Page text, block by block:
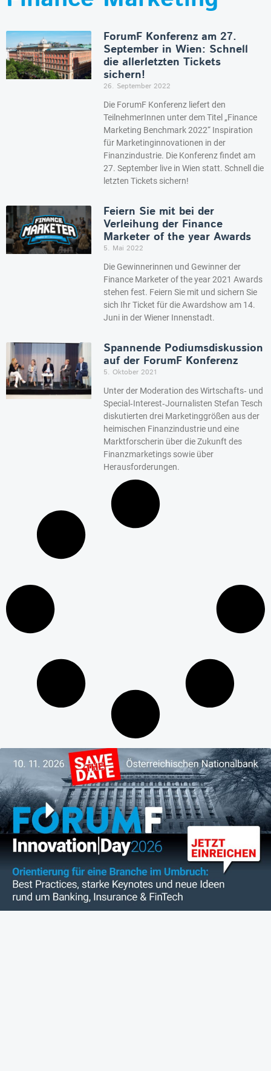
ForumF Konferenz am 27.
September in Wien: Schnell
die allerletzten Tickets
sichern!
26. September 2022
Die ForumF Konferenz liefert den
TeilnehmerInnen unter dem Titel „Finance
Marketing Benchmark 2022“ Inspiration
für Marketinginnovationen in der
Finanzindustrie. Die Konferenz findet am
27. September live in Wien statt. Schnell die
letzten Tickets sichern!
Feiern Sie mit bei der
Verleihung der Finance
Marketer of the year Awards
5. Mai 2022
Die Gewinnerinnen und Gewinner der
Finance Marketer of the year 2021 Awards
stehen fest. Feiern Sie mit und sichern Sie
sich Ihr Ticket für die Awardshow am 14.
Juni in der Wiener Innenstadt.
Spannende Podiumsdiskussion
auf der ForumF Konferenz
5. Oktober 2021
Unter der Moderation des Wirtschafts‐ und
Special‐Interest‐Journalisten Stefan Tesch
diskutierten drei Marketinggrößen aus der
heimischen Finanzindustrie und eine
Marktforscherin über die Zukunft des
Finanzmarketings sowie über
Herausforderungen.